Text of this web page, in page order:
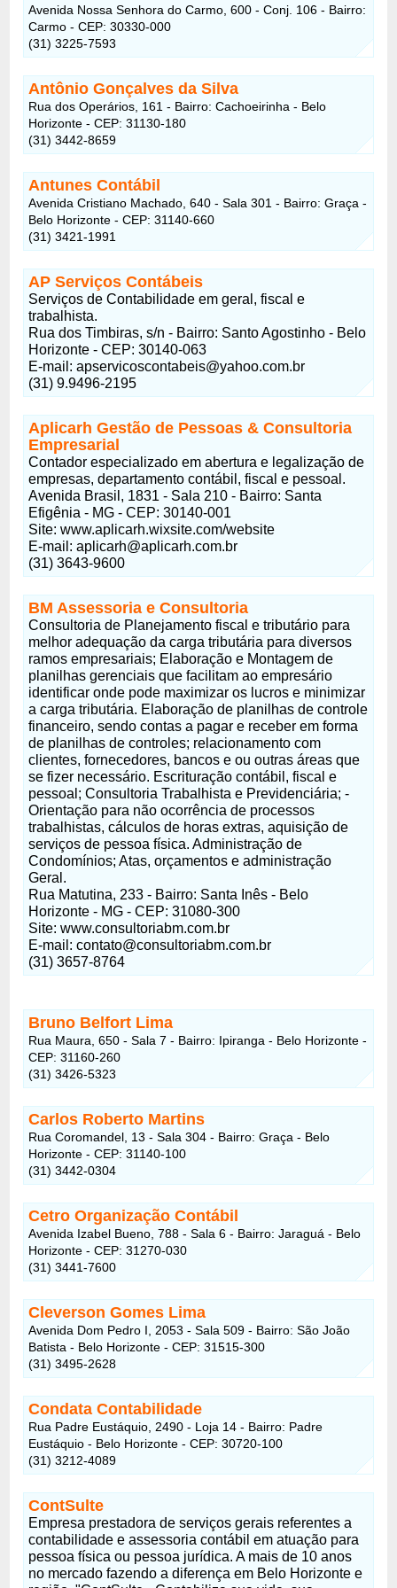
Avenida Nossa Senhora do Carmo, 600 - Conj. 106 - Bairro:
Carmo - CEP: 30330-000
(31) 3225-7593
Antônio Gonçalves da Silva
Rua dos Operários, 161 - Bairro: Cachoeirinha - Belo
Horizonte - CEP: 31130-180
(31) 3442-8659
Antunes Contábil
Avenida Cristiano Machado, 640 - Sala 301 - Bairro: Graça -
Belo Horizonte - CEP: 31140-660
(31) 3421-1991
AP Serviços Contábeis
Serviços de Contabilidade em geral, fiscal e
trabalhista.
Rua dos Timbiras, s/n - Bairro: Santo Agostinho - Belo
Horizonte - CEP: 30140-063
E-mail:apservicoscontabeis@yahoo.com.br
(31) 9.9496-2195
Aplicarh Gestão de Pessoas & Consultoria
Empresarial
Contador especializado em abertura e legalização de
empresas, departamento contábil, fiscal e pessoal.
Avenida Brasil, 1831 - Sala 210 - Bairro: Santa
Efigênia - MG - CEP: 30140-001
Site: www.aplicarh.wixsite.com/website
E-mail:aplicarh@aplicarh.com.br
(31) 3643-9600
BM Assessoria e Consultoria
Consultoria de Planejamento fiscal e tributário para
melhor adequação da carga tributária para diversos
ramos empresariais; Elaboração e Montagem de
planilhas gerenciais que facilitam ao empresário
identificar onde pode maximizar os lucros e minimizar
a carga tributária. Elaboração de planilhas de controle
financeiro, sendo contas a pagar e receber em forma
de planilhas de controles; relacionamento com
clientes, fornecedores, bancos e ou outras áreas que
se fizer necessário. Escrituração contábil, fiscal e
pessoal; Consultoria Trabalhista e Previdenciária; -
Orientação para não ocorrência de processos
trabalhistas, cálculos de horas extras, aquisição de
serviços de pessoa física. Administração de
Condomínios; Atas, orçamentos e administração
Geral.
Rua Matutina, 233 - Bairro: Santa Inês - Belo
Horizonte - MG - CEP: 31080-300
Site: www.consultoriabm.com.br
E-mail:contato@consultoriabm.com.br
(31) 3657-8764
Bruno Belfort Lima
Rua Maura, 650 - Sala 7 - Bairro: Ipiranga - Belo Horizonte -
CEP: 31160-260
(31) 3426-5323
Carlos Roberto Martins
Rua Coromandel, 13 - Sala 304 - Bairro: Graça - Belo
Horizonte - CEP: 31140-100
(31) 3442-0304
Cetro Organização Contábil
Avenida Izabel Bueno, 788 - Sala 6 - Bairro: Jaraguá - Belo
Horizonte - CEP: 31270-030
(31) 3441-7600
Cleverson Gomes Lima
Avenida Dom Pedro I, 2053 - Sala 509 - Bairro: São João
Batista - Belo Horizonte - CEP: 31515-300
(31) 3495-2628
Condata Contabilidade
Rua Padre Eustáquio, 2490 - Loja 14 - Bairro: Padre
Eustáquio - Belo Horizonte - CEP: 30720-100
(31) 3212-4089
ContSulte
Empresa prestadora de serviços gerais referentes a
contabilidade e assessoria contábil em atuação para
pessoa física ou pessoa jurídica. A mais de 10 anos
no mercado fazendo a diferença em Belo Horizonte e